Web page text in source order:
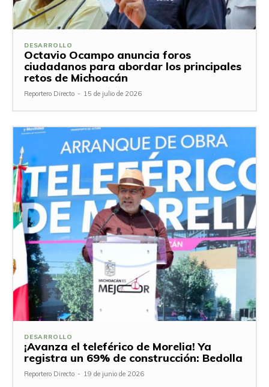
DESARROLLO
Octavio Ocampo anuncia foros
ciudadanos para abordar los principales
retos de Michoacán
Reportero Directo - 15 de julio de 2026
DESARROLLO
¡Avanza el teleférico de Morelia! Ya
registra un 69% de construcción: Bedolla
Reportero Directo - 19 de junio de 2026